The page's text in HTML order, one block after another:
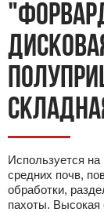
Используется на
средних почв,
обработки,
пахоты. Высокая